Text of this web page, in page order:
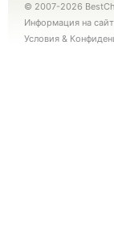
© 2007-2026
Информация на
Условия &